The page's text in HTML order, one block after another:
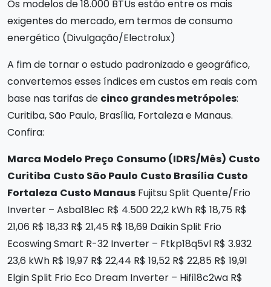
Os modelos de 18.000 BTUs estão entre os mais
exigentes do mercado, em termos de consumo
energético (Divulgação/Electrolux)
A fim de tornar o estudo padronizado e geográfico,
convertemos esses índices em custos em reais com
base nas tarifas de cinco grandes metrópoles:
Curitiba, São Paulo, Brasília, Fortaleza e Manaus.
Confira:
Marca Modelo Preço Consumo (IDRS/Mês) Custo
Curitiba Custo São Paulo Custo Brasília Custo
Fortaleza Custo Manaus Fujitsu Split Quente/Frio
Inverter – Asba18lec R$ 4.500 22,2 kWh R$ 18,75 R$
21,06 R$ 18,33 R$ 21,45 R$ 18,69 Daikin Split Frio
Ecoswing Smart R-32 Inverter – Ftkp18q5vl R$ 3.932
23,6 kWh R$ 19,97 R$ 22,44 R$ 19,52 R$ 22,85 R$ 19,91
Elgin Split Frio Eco Dream Inverter – Hifi18c2wa R$